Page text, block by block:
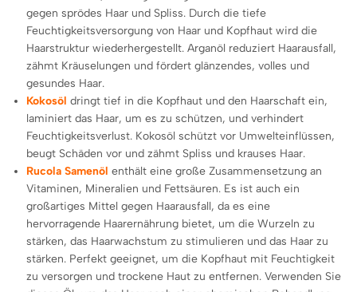
gegen sprödes Haar und Spliss. Durch die tiefe
Feuchtigkeitsversorgung von Haar und Kopfhaut wird die
Haarstruktur wiederhergestellt. Arganöl reduziert Haarausfall,
zähmt Kräuselungen und fördert glänzendes, volles und
gesundes Haar.
Kokosöldringt tief in die Kopfhaut und den Haarschaft ein,
laminiert das Haar, um es zu schützen, und verhindert
Feuchtigkeitsverlust. Kokosöl schützt vor Umwelteinflüssen,
beugt Schäden vor und zähmt Spliss und krauses Haar.
Rucola Samenöl enthält eine große Zusammensetzung an
Vitaminen, Mineralien und Fettsäuren. Es ist auch ein
großartiges Mittel gegen Haarausfall, da es eine
hervorragende Haarernährung bietet, um die Wurzeln zu
stärken, das Haarwachstum zu stimulieren und das Haar zu
stärken. Perfekt geeignet, um die Kopfhaut mit Feuchtigkeit
zu versorgen und trockene Haut zu entfernen. Verwenden Sie